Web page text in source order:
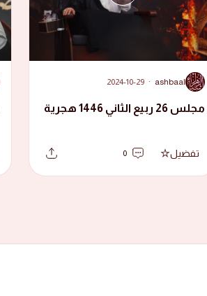
A
ashbaal
·
2024-10-29
مجلس 26 ربيع الثاني 1446 هجرية
تفضيل 0